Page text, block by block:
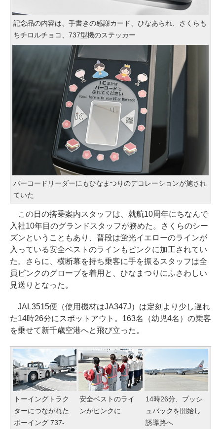
記念品の内容は、手書きの感謝カード、ひなあられ、さくらも
ちチロルチョコ、737型機のステッカー
バーコードリーダーにもひなまつりのデコレーションが施され
ていた
この日の搭乗案内スタッフは、就航10周年にちなんで
入社10年目のグランドスタッフが務めた。さくらのシー
ズンということもあり、普段は蛍光イエローのラインが
入っている安全ベストのラインもピンクに加工されてい
た。さらに、横断幕を持ち乗客に手を振るスタッフは全
員ピンクのグローブを着用と、ひなまつりにふさわしい
見送りとなった。
JAL3515便（使用機材はJA347J）は定刻より少し遅れ
た14時26分にスポットアウト。163名（幼児4名）の乗客
を乗せて新千歳空港へと飛び立った。
トーイングトラク
ターにつながれた
ボーイング 737-
安全ベストのライ
ンがピンクに
14時26分、プッシ
ュバックを開始し
誘導路へ